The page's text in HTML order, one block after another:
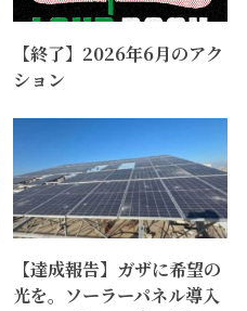
【終了】2026年6月のアク
ション
【達成報告】ガザに希望の
光を。ソーラーパネル導入